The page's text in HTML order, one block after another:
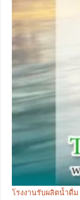
โรงงานรับผลิตน้ำดื่ม